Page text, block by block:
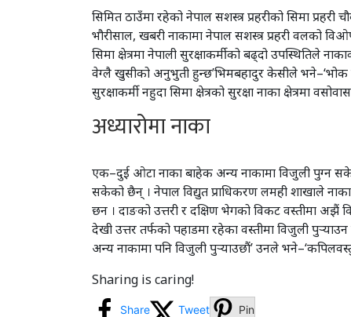
सिमित ठाउँमा रहेको नेपाल सशस्त्र प्रहरीको सिमा
भौरीसाल, खबरी नाकामा नेपाल सशस्त्र प्रहरी वलको
सिमा क्षेत्रमा नेपाली सुरक्षाकर्मीको बढ्दो उपस्थितिले
वेग्लै खुसीको अनुभुती हुन्छ’भिमबहादुर केसीले भने–‘भोक
सुरक्षाकर्मी नहुदा सिमा क्षेत्रको सुरक्षा नाका क्षेत्रमा
अध्यारोमा नाका
एक–दुई ओटा नाका बाहेक अन्य नाकामा विजुली पुग्न
सकेको छैन् । नेपाल विद्युत प्राधिकरण लमही शाखाले
छन । दाङको उत्तरी र दक्षिण भेगको विकट वस्तीमा अझैं
देखी उत्तर तर्फको पहाडमा रहेका वस्तीमा विजुली
अन्य नाकामा पनि विजुली पुर्‍याउछौं’ उनले
Sharing is caring!
Share Tweet Pin